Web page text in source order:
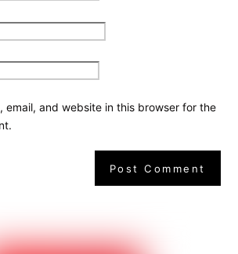
email, and website in this browser for the